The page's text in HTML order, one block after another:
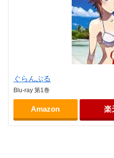
ぐらんぶる
Blu-ray 第1巻
Amazon 楽